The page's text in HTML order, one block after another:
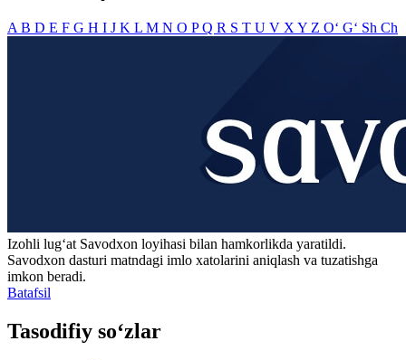
A B D E F G H I J K L M N O PQ R S T U V X Y Z O‘ G‘ Sh Ch
Izohli lugʻat Savodxon loyihasi bilan hamkorlikda yaratildi.
Savodxon dasturi matndagi imlo xatolarini aniqlash va tuzatishga
imkon beradi.
Batafsil
Tasodifiy so‘zlar